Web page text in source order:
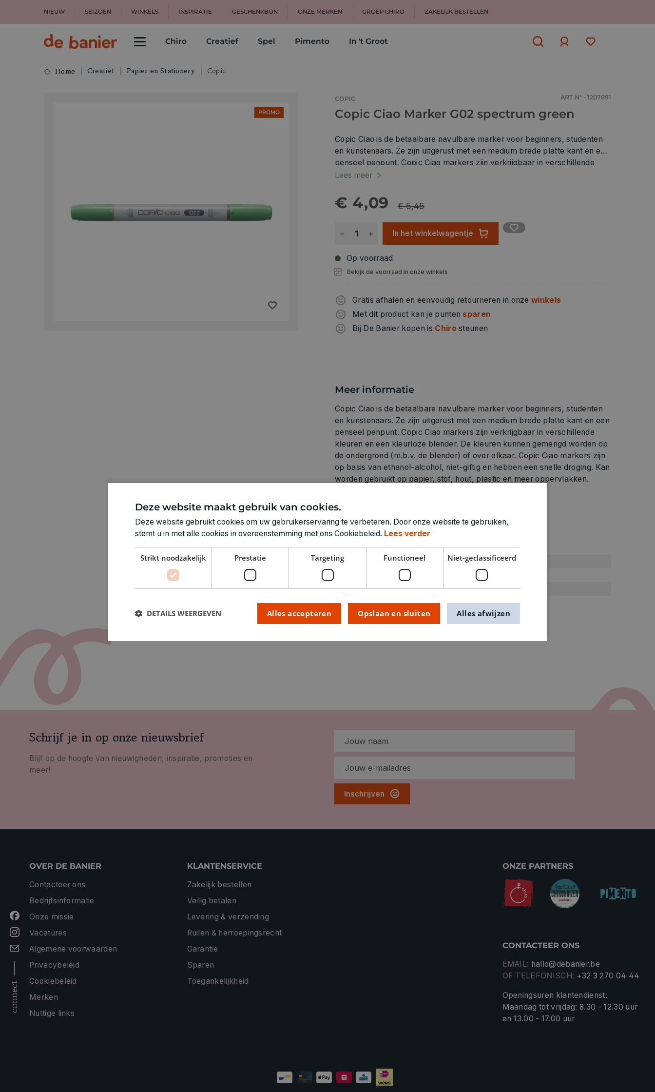
NIEUW SEIZOEN WINKELS INSPIRATIE GESCHENKBON ONZE MERKEN GROEP CHIRO ZAKELIJK BESTELLEN
Chiro Creatief Spel Pimento In 't Groot
Home Creatief Papier en Stationery Copic
PROMO
COPIC ART N° - 1207891
Copic Ciao Marker G02 spectrum green
Copic Ciao is de betaalbare navulbare marker voor beginners, studenten
en kunstenaars. Ze zijn uitgerust met een medium brede platte kant en een
penseel penpunt. Copic Ciao markers zijn verkrijgbaar in verschillende
kleuren en een kleurloze blender. De kleuren kunnen gemengd worden op
op basis van ethanol-alcohol, niet-giftig en hebben een snelle droging. Kan
Lees meer
€ 4,09 € 5,45
In het winkelwagentje
Op voorraad
Bekijk de voorraad in onze winkels
Gratis afhalen en eenvoudig retourneren in onzewinkels
Met dit product kan je punten sparen
Bij De Banier kopen is Chirosteunen
Meer informatie
Copic Ciao is de betaalbare navulbare marker voor beginners, studenten
en kunstenaars. Ze zijn uitgerust met een medium brede platte kant en een
penseel penpunt. Copic Ciao markers zijn verkrijgbaar in verschillende
kleuren en een kleurloze blender. De kleuren kunnen gemengd worden op
de ondergrond (m.b.v. de blender) of over elkaar. Copic Ciao markers zijn
op basis van ethanol-alcohol, niet-giftig en hebben een snelle droging. Kan
worden gebruikt op papier, stof, hout, plastic en meer oppervlakken.
KLEUR: Groen
GEWICHT 0.011kg
ARTIKELNUMMER 1207891
Schrijf je in op onze nieuwsbrief
Blijf op de hoogte van nieuwigheden, inspiratie, promoties en
meer!
Inschrijven
connect
OVER DE BANIER
Contacteer ons
Bedrijfsinformatie
Onze missie
Vacatures
Algemene voorwaarden
Privacybeleid
Cookiebeleid
Merken
Nuttige links
KLANTENSERVICE
Zakelijk bestellen
Veilig betalen
Levering & verzending
Ruilen & herroepingsrecht
Garantie
Sparen
Toegankelijkheid
ONZE PARTNERS
CONTACTEER ONS
EMAIL: hallo@debanier.be
OF TELEFONISCH: +32 3 270 04 44
Openingsuren klantendienst:
Maandag tot vrijdag: 8.30 - 12.30 uur
en 13.00 - 17.00 uur
Deze website maakt gebruik van cookies.
Deze website gebruikt cookies om uw gebruikerservaring te verbeteren. Door onze website te gebruiken,
stemt u in met alle cookies in overeenstemming met ons Cookiebeleid. Lees verder
Strikt noodzakelijk Prestatie Targeting Functioneel Niet-geclassificeerd
Opslaan en sluiten
Alles accepteren Alles afwijzen
DETAILS WEERGEVEN